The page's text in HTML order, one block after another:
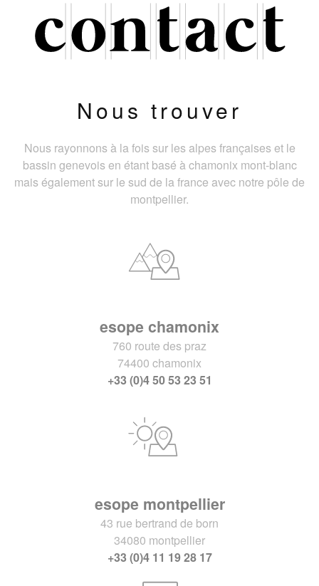
Nous trouver
Nous rayonnons à la fois sur les alpes françaises et le
bassin genevois en étant basé à chamonix mont-blanc
mais également sur le sud de la france avec notre pôle de
montpellier.
esope chamonix
760 route des praz
74400 chamonix
+33 (0)4 50 53 23 51
esope montpellier
43 rue bertrand de born
34080 montpellier
+33 (0)4 11 19 28 17